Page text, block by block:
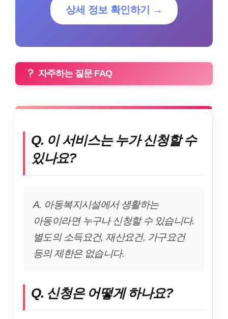
상세 정보 확인하기 →
자주하는 질문 FAQ
Q. 이 서비스는 누가 신청할 수
있나요?
A. 아동복지시설에서 생활하는
아동이라면 누구나 신청할 수 있습니다.
별도의 소득요건, 재산요건, 가구요건
등의 제한은 없습니다.
Q. 신청은 어떻게 하나요?